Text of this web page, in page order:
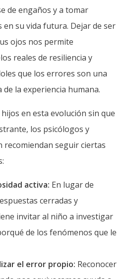
de engaños y a tomar
en su vida futura. Dejar de ser
ojos nos permite
reales de resiliencia y
que los errores son una
la experiencia humana.
en esta evolución sin que
los psicólogos y
recomiendan seguir ciertas
activa: En lugar de
cerradas y
invitar al niño a investigar
de los fenómenos que le
el error propio: Reconocer